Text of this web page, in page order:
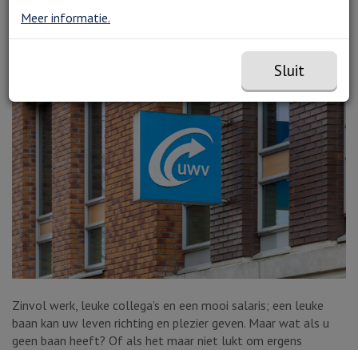
Als werk vinden niet lukt
Zinvol werk, leuke collega’s en een mooi salaris; een leuke
baan kan uw leven richting en plezier geven. Maar wat als u
geen baan heeft? Of als het maar niet lukt om ergens
Meer informatie.
Sluit